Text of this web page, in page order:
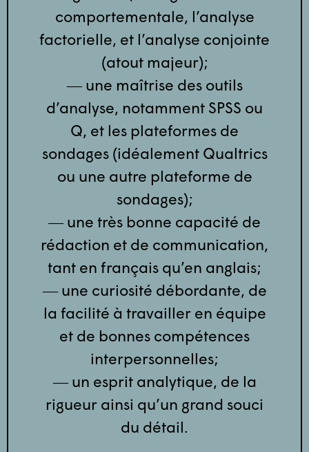
comportementale, l’analyse
factorielle, et l’analyse conjointe
(atout majeur);
― une maîtrise des outils
d’analyse, notamment SPSS ou
Q, et les plateformes de
sondages (idéalement Qualtrics
ou une autre plateforme de
sondages);
― une très bonne capacité de
rédaction et de communication,
tant en français qu’en anglais;
― une curiosité débordante, de
la facilité à travailler en équipe
et de bonnes compétences
interpersonnelles;
― un esprit analytique, de la
rigueur ainsi qu’un grand souci
du détail.